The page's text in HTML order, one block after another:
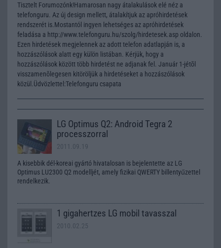
Tisztelt Forumozónk!Hamarosan nagy átalakulások elé néz a
telefonguru. Az új design mellett, átalakítjuk az apróhirdetések
rendszerét is.Mostantól ingyen lehetséges az apróhirdetések
feladása a http://www.telefonguru.hu/szolg/hirdetesek.asp oldalon.
Ezen hirdetések megjelennek az adott telefon adatlapján is, a
hozzászólások alatt egy külön listában. Kérjük, hogy a
hozzászólások között több hirdetést ne adjanak fel. Január 1-jétõl
visszamenõlegesen kitöröljük a hirdetéseket a hozzászólások
közül.Üdvözlettel:Telefonguru csapata
LG Optimus Q2: Android Tegra 2
processzorral
2011.09.19
A kisebbik dél-koreai gyártó hivatalosan is bejelentette az LG
Optimus LU2300 Q2 modelljét, amely fizikai QWERTY billentyűzettel
rendelkezik.
1 gigahertzes LG mobil tavasszal
2010.02.25